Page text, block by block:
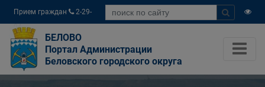
Прием граждан
2-29-
04
БЕЛОВО
Портал Администрации
Беловского городского округа